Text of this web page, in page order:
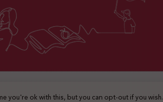
2025 © جميع الحقوق محفوظة
you're ok with this, but you can opt-out if you wish.